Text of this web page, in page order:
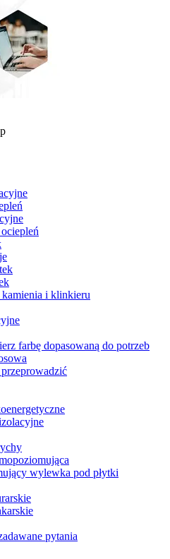
i klinkieru
farbę dopasowaną do potrzeb
wylewka pod płytki
pytania